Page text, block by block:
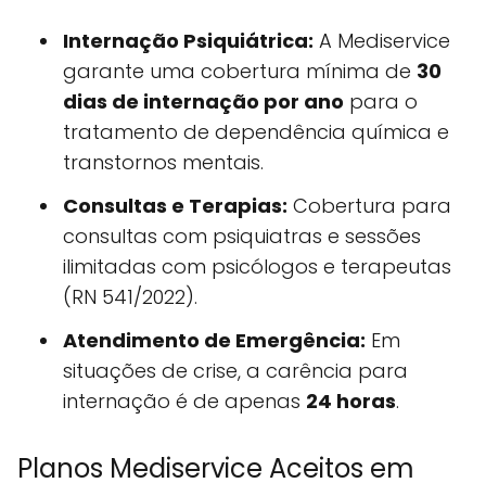
Internação Psiquiátrica: A Mediservice
garante uma cobertura mínima de 30
dias de internação por ano para o
tratamento de dependência química e
transtornos mentais.
Consultas e Terapias: Cobertura para
consultas com psiquiatras e sessões
ilimitadas com psicólogos e terapeutas
(RN 541/2022).
Atendimento de Emergência: Em
situações de crise, a carência para
internação é de apenas 24 horas.
Planos Mediservice Aceitos em